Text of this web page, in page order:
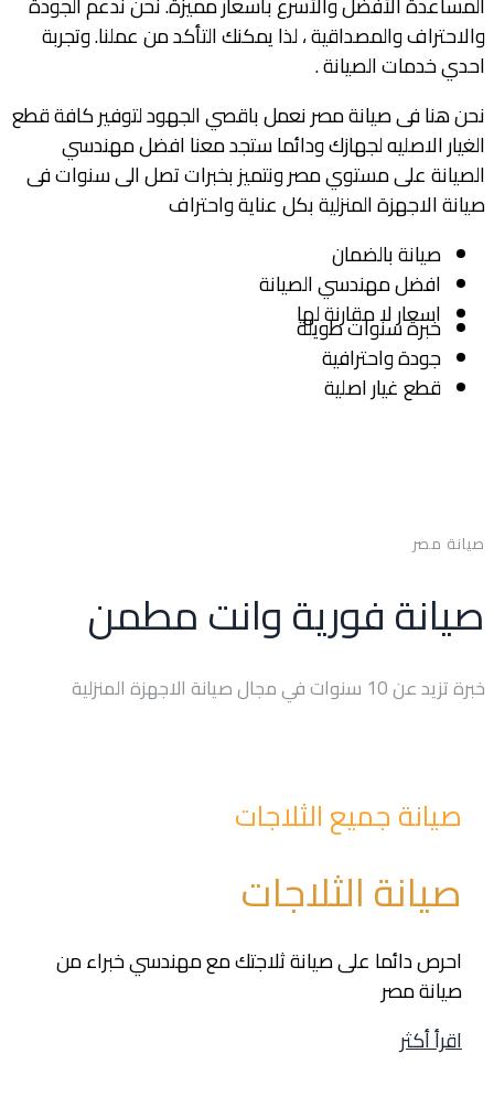
والاحتراف والمصداقية ، لذا يمكنك التأكد من عملنا. وتجربة
احدي خدمات الصيانة .
نحن هنا فى صيانة مصر نعمل باقصي الجهود لتوفير كافة قطع
الغيار الاصليه لجهازك ودائما ستجد معنا افضل مهندسي
الصيانة على مستوي مصر ونتميز بخبرات تصل الى سنوات فى
صيانة الاجهزة المنزلية بكل عناية واحتراف
صيانة بالضمان
افضل مهندسي الصيانة
اسعار لا مقارنة لها
خبرة سنوات طويلة
جودة واحترافية
قطع غيار اصلية
صيانة مصر
صيانة فورية وانت مطمن
خبرة تزيد عن 10 سنوات في مجال صيانة الاجهزة المنزلية
صيانة جميع الثلاجات
صيانة الثلاجات
احرص دائما على صيانة ثلاجتك مع مهندسي خبراء من
صيانة مصر
اقرأ أكثر